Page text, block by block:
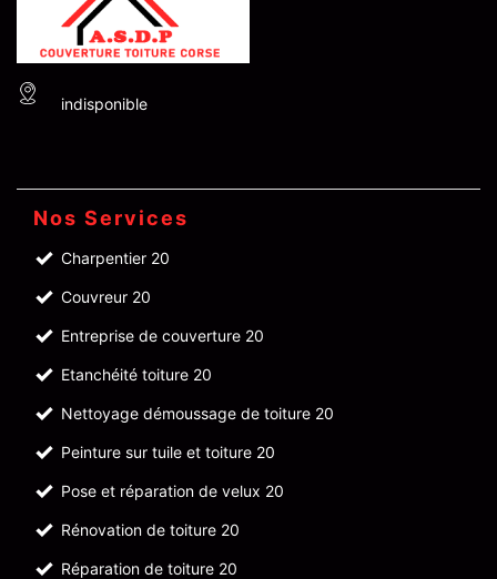
indisponible
Nos Services
Charpentier 20
Couvreur 20
Entreprise de couverture 20
Etanchéité toiture 20
Nettoyage démoussage de toiture 20
Peinture sur tuile et toiture 20
Pose et réparation de velux 20
Rénovation de toiture 20
Réparation de toiture 20